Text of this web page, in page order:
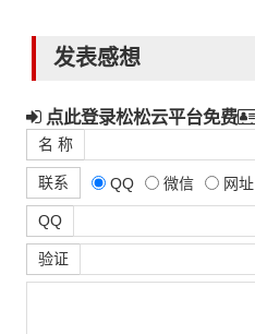
发表感想
点此登录松松云平台免费
名 称
联系 QQ 微信 网址
QQ
验证